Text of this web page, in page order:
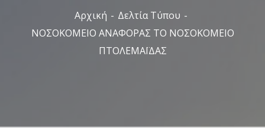
Αρχική
Δελτία Τύπου
ΝΟΣΟΚΟΜΕΙΟ ΑΝΑΦΟΡΑΣ ΤΟ ΝΟΣΟΚΟΜΕΙΟ
ΠΤΟΛΕΜΑΪΔΑΣ